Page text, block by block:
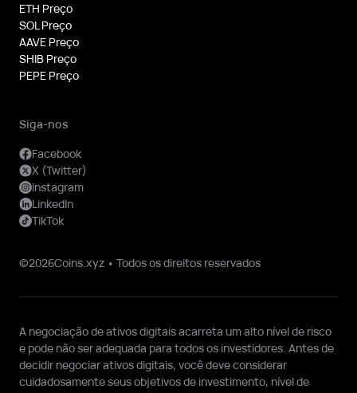
ETH Preço
SOL Preço
AAVE Preço
SHIB Preço
PEPE Preço
©2026Coins.xyz • Todos os direitos reservados
Siga-nos
Facebook
X (Twitter)
Instagram
LinkedIn
TikTok
A negociação de ativos digitais acarreta um alto nível de risco
e pode não ser adequada para todos os investidores. Antes de
decidir negociar ativos digitais, você deve considerar
cuidadosamente seus objetivos de investimento, nível de